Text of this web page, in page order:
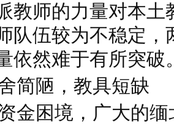
教师的力量对本
队伍较为不稳定，
依然难于有所突破
简陋，教具短缺
金困境，广大的